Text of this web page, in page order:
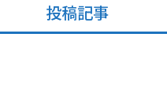
投稿記事